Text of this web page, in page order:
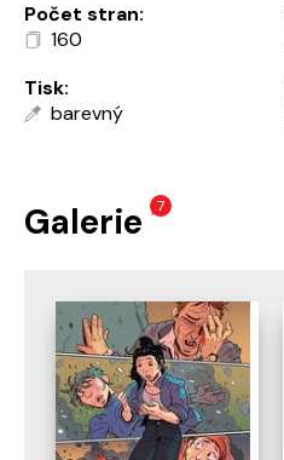
Počet stran:
160
Tisk:
barevný
Galerie 7